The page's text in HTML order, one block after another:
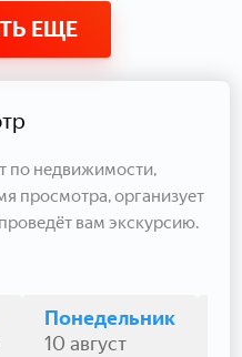
ЕЩЕ
по недвижимости,
просмотра, организует
вам экскурсию.
Понедельник
10 август